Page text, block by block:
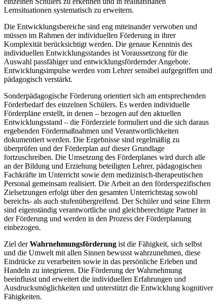
Lernsituationen systematisch zu erweitern.
Die Entwicklungsbereiche sind eng miteinander verwoben und
müssen im Rahmen der individuellen Förderung in ihrer
Komplexität berücksichtigt werden. Die genaue Kenntnis des
individuellen Entwicklungsstandes ist Voraussetzung für die
Auswahl passfähiger und entwicklungsfördernder Angebote.
Entwicklungsimpulse werden vom Lehrer sensibel aufgegriffen und
pädagogisch verstärkt.
Sonderpädagogische Förderung orientiert sich am entsprechenden
Förderbedarf des einzelnen Schülers. Es werden individuelle
Förderpläne erstellt, in denen – bezogen auf den aktuellen
Entwicklungsstand – die Förderziele formuliert und die sich daraus
ergebenden Fördermaßnahmen und Verantwortlichkeiten
dokumentiert werden. Die Ergebnisse sind regelmäßig zu
überprüfen und der Förderplan auf dieser Grundlage
fortzuschreiben. Die Umsetzung des Förderplanes wird durch alle
an der Bildung und Erziehung beteiligten Lehrer, pädagogischen
Fachkräfte im Unterricht sowie dem medizinisch-therapeutischen
Personal gemeinsam realisiert. Die Arbeit an den förderspezifischen
Zielsetzungen erfolgt über den gesamten Unterrichtstag sowohl
bereichs- als auch stufenübergreifend. Der Schüler und seine Eltern
sind eigenständig verantwortliche und gleichberechtigte Partner in
der Förderung und werden in den Prozess der Förderplanung
einbezogen.
Ziel derWahrnehmungsförderung ist die Fähigkeit, sich selbst
und die Umwelt mit allen Sinnen bewusst wahrzunehmen, diese
Eindrücke zu verarbeiten sowie in das persönliche Erleben und
Handeln zu integrieren. Die Förderung der Wahrnehmung
beeinflusst und erweitert die individuellen Erfahrungen und
Ausdrucksmöglichkeiten und unterstützt die Entwicklung kognitiver
Fähigkeiten.